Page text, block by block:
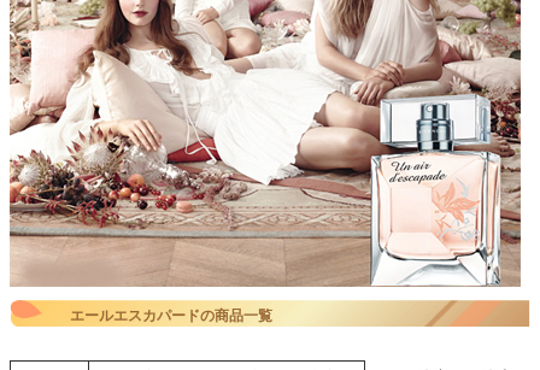
エールエスカパードの商品一覧